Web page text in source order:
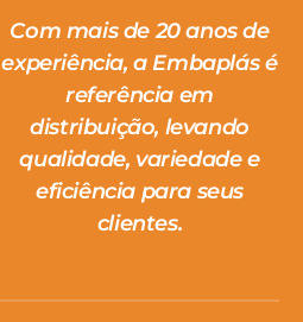
Com mais de 20 anos de
experiência, a Embaplás é
referência em
distribuição, levando
qualidade, variedade e
eficiência para seus
clientes.